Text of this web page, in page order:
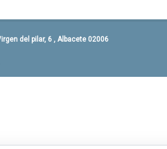
del pilar, 6 , Albacete 02006